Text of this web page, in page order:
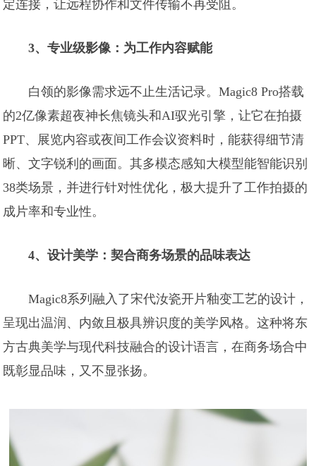
定连接，让远程协作和文件传输不再受阻。
3、专业级影像：为工作内容赋能
白领的影像需求远不止生活记录。Magic8 Pro搭载
的2亿像素超夜神长焦镜头和AI驭光引擎，让它在拍摄
PPT、展览内容或夜间工作会议资料时，能获得细节清
晰、文字锐利的画面。其多模态感知大模型能智能识别
38类场景，并进行针对性优化，极大提升了工作拍摄的
成片率和专业性。
4、设计美学：契合商务场景的品味表达
Magic8系列融入了宋代汝瓷开片釉变工艺的设计，
呈现出温润、内敛且极具辨识度的美学风格。这种将东
方古典美学与现代科技融合的设计语言，在商务场合中
既彰显品味，又不显张扬。